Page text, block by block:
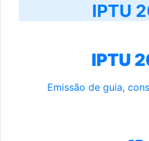
IPTU
IPTU
Emissão de guia,